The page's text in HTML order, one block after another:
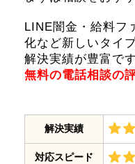
LINE闇金・給料フ
化など新しいタイ
解決実績が豊富です
無料の電話相談の
解決実績
対応スピード